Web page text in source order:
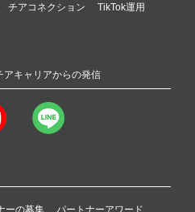
チアコネクション
TikTok運用
アキャリアからの発信
ーの募集 パートナーアワード